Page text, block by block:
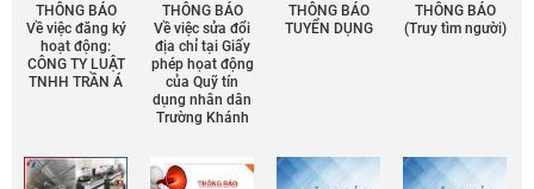
THÔNG BÁO
Về việc đăng ký
hoạt động:
CÔNG TY LUẬT
TNHH TRẦN Á
THÔNG BÁO
Về việc sửa đổi
địa chỉ tại Giấy
phép họat động
của Quỹ tín
dụng nhân dân
Trường Khánh
THÔNG BÁO
TUYỂN DỤNG
THÔNG BÁO
(Truy tìm người)